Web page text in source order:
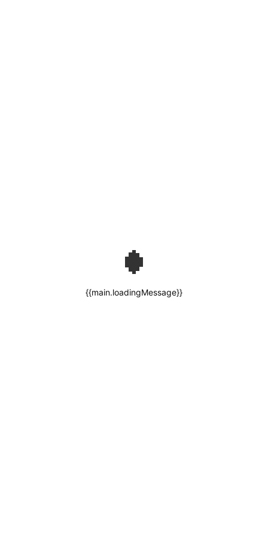
{{main.loadingMessage}}